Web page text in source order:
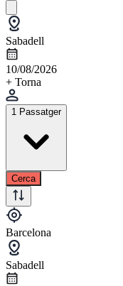
Sabadell
10/08/2026
+ Torna
1 Passatger
Cerca
Barcelona
Sabadell